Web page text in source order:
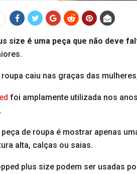
size é uma peça que não deve
roupa caiu nas graças das
foi amplamente utilizada nos
de roupa é mostrar apenas
alta, calças ou saias.
plus size podem ser usadas